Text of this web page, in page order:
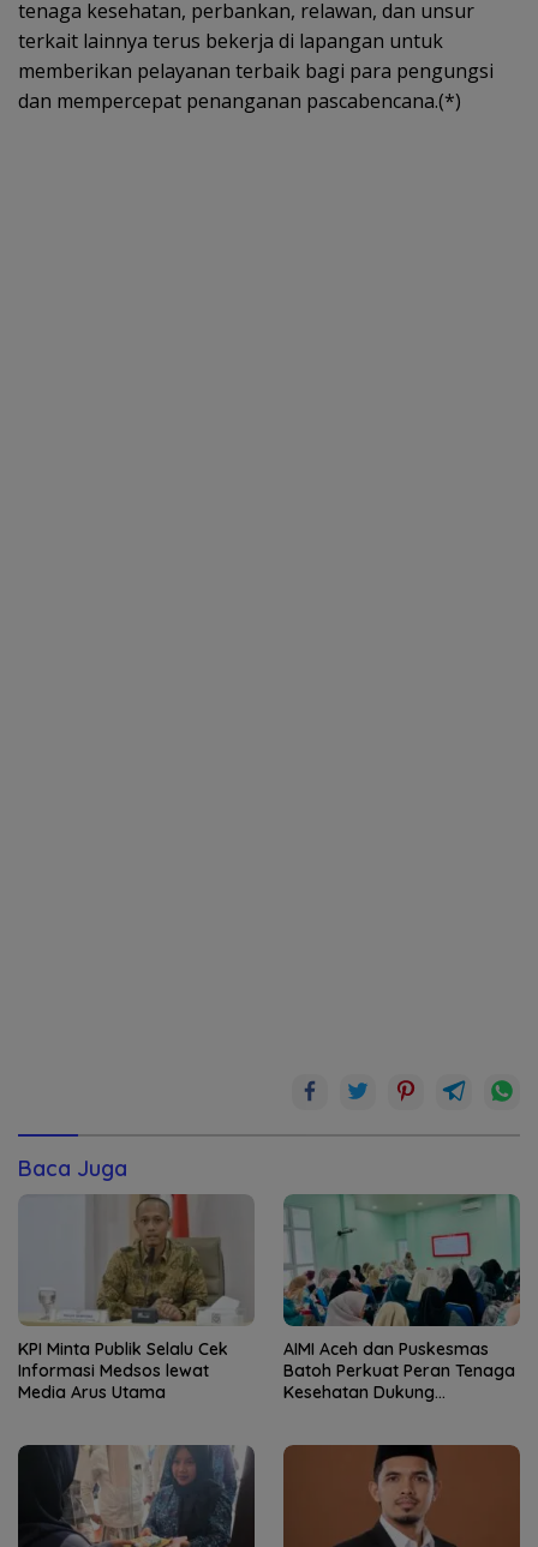
tenaga kesehatan, perbankan, relawan, dan unsur
terkait lainnya terus bekerja di lapangan untuk
memberikan pelayanan terbaik bagi para pengungsi
dan mempercepat penanganan pascabencana.(*)
Baca Juga
KPI Minta Publik Selalu Cek
Informasi Medsos lewat
Media Arus Utama
AIMI Aceh dan Puskesmas
Batoh Perkuat Peran Tenaga
Kesehatan Dukung